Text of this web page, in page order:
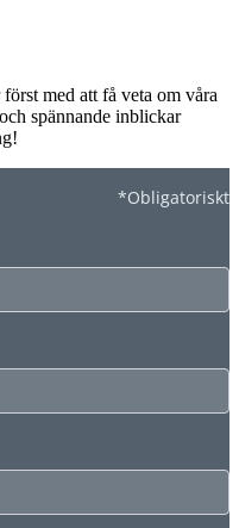
med att få veta om våra
spännande inblickar
*Obligatoriskt